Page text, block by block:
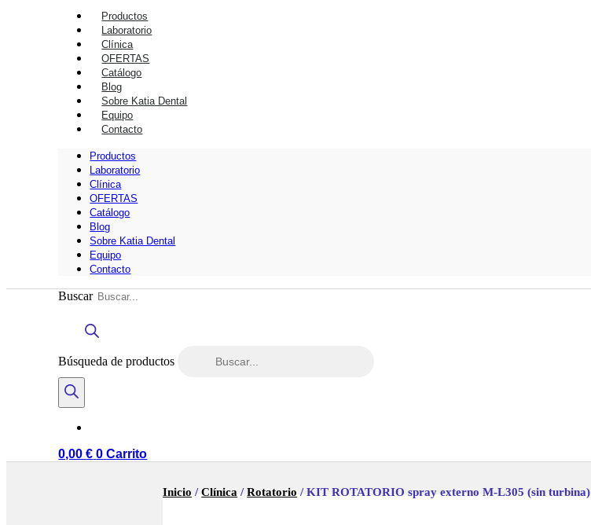
Productos
Laboratorio
Clínica
OFERTAS
Catálogo
Blog
Sobre Katia Dental
Equipo
Contacto
Productos
Laboratorio
Clínica
OFERTAS
Catálogo
Blog
Sobre Katia Dental
Equipo
Contacto
Buscar
Búsqueda de productos
0,00€ 0 Carrito
Inicio /Clínica /Rotatorio / KIT ROTATORIO spray externo M-L305 (sin turbina)